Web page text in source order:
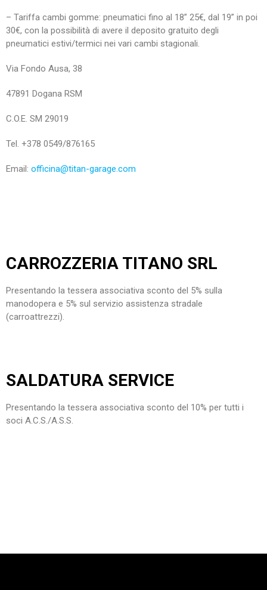
– Tariffa cambi gomme: pneumatici fino al 18” 25€, dal 19” in poi
30€, con la possibilità di avere il deposito gratuito degli
pneumatici estivi/termici nei vari cambi stagionali.
Via Fondo Ausa, 38
47891 Dogana RSM
C.O.E. SM 29019
Tel. +378 0549/876165
Email: officina@titan-garage.com
CARROZZERIA TITANO SRL
Presentando la tessera associativa sconto del 5% sulla
manodopera e 5% sul servizio assistenza stradale
(carroattrezzi).
SALDATURA SERVICE
Presentando la tessera associativa sconto del 10% per tutti i
soci A.C.S./A.S.S.